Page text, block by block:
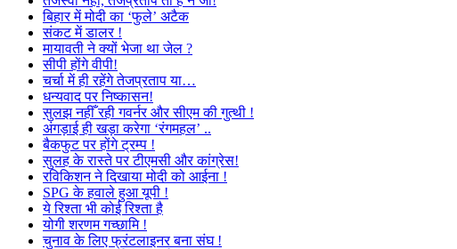
बिहार में मोदी का ‘फुले’ अटैक
संकट में डालर !
मायावती ने क्यों भेजा था जेल ?
सीपी होंगे वीपी!
चर्चा में ही रहेंगे तेजप्रताप या…
धन्यवाद पर निष्कासन!
सुलझ नहीँ रही गवर्नर और सीएम की गुत्थी !
अंगड़ाई ही खड़ा करेगा ‘रंगमहल’ ..
बैकफुट पर होंगे ट्रम्प !
सुलह के रास्ते पर टीएमसी और कांग्रेस!
रविकिशन ने दिखाया मोदी को आईना !
SPG के हवाले हुआ यूपी !
ये रिश्ता भी कोई रिश्ता है
योगी शरणम गच्छामि !
चुनाव के लिए फ्रंटलाइनर बना संघ !